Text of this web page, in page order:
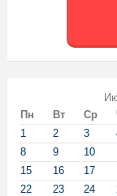
Пн
Вт Ср
1 2 3
8
9 10
15
16 17
22
23 24